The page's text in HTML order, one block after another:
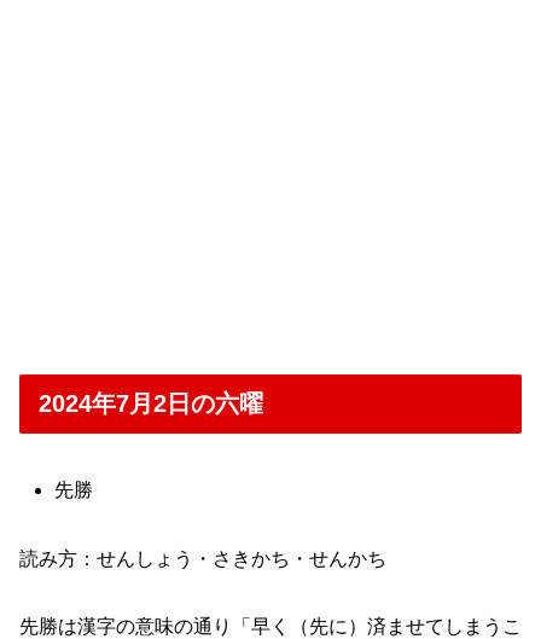
2024年7月2日の六曜
先勝
読み方：せんしょう・さきかち・せんかち
先勝は漢字の意味の通り「早く（先に）済ませてしまうこ